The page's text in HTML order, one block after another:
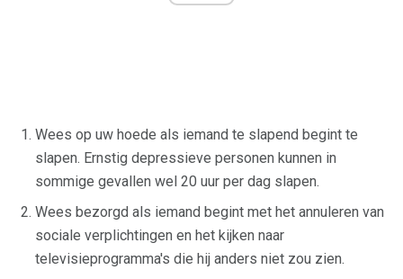
Wees op uw hoede als iemand te slapend begint te
slapen. Ernstig depressieve personen kunnen in
sommige gevallen wel 20 uur per dag slapen.
Wees bezorgd als iemand begint met het annuleren van
sociale verplichtingen en het kijken naar
televisieprogramma's die hij anders niet zou zien.